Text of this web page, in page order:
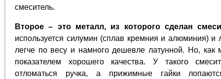
смеситель.
Второе – это металл, из которого сделан
используется силумин (сплав кремния и алюминия) и
легче по весу и намного дешевле латунной. Но, как
показателем хорошего качества. У такого
отломаться ручка, а прижимные гайки